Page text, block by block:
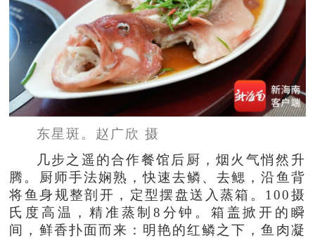
东星斑。赵广欣 摄
几步之遥的合作餐馆后厨，烟火气悄然升
腾。厨师手法娴熟，快速去鳞、去鳃，沿鱼背
将鱼身规整剖开，定型摆盘送入蒸箱。100摄
氏度高温，精准蒸制8分钟。箱盖掀开的瞬
间，鲜香扑面而来：明艳的红鳞之下，鱼肉凝